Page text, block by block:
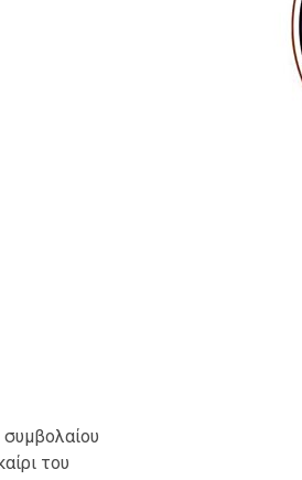
του